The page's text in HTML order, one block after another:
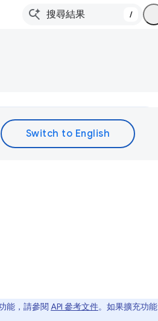
/
能，請參閱 API 參考文件。如果擴充功能